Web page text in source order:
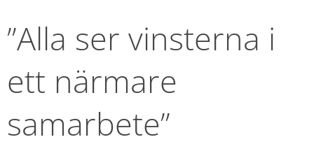
”Alla ser vinsterna i
ett närmare
samarbete”